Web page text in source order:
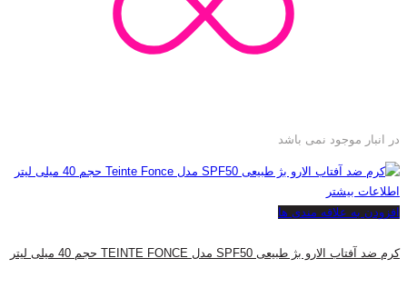
در انبار موجود نمی باشد
اطلاعات بیشتر
افزودن به علاقه مندی ها
کرم ضد آفتاب الارو بژ طبیعی SPF50 مدل TEINTE FONCE حجم 40 میلی لیتر